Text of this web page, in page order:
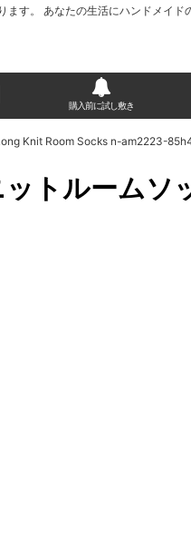
す。 あなたの生活にハンドメイド
購入前に試し敷き
Knit Room Socks n-am2223-
トルームソ